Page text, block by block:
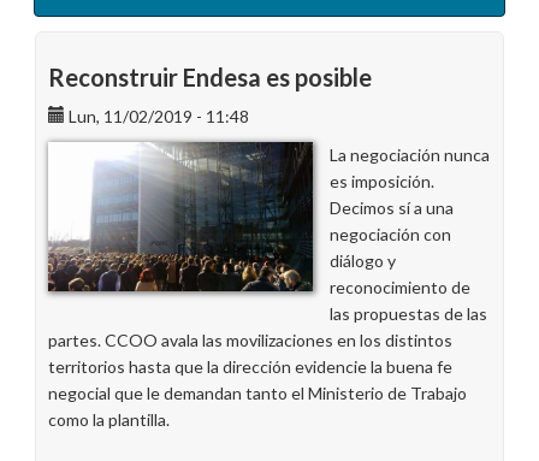
Reconstruir Endesa es posible
Lun, 11/02/2019 - 11:48
La negociación nunca
es imposición.
Decimos sí a una
negociación con
diálogo y
reconocimiento de
las propuestas de las
partes. CCOO avala las movilizaciones en los distintos
territorios hasta que la dirección evidencie la buena fe
negocial que le demandan tanto el Ministerio de Trabajo
como la plantilla.